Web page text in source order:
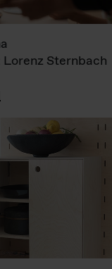
Sternbach